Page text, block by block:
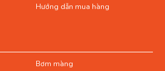
Hướng dẫn mua hàng
Bơm màng